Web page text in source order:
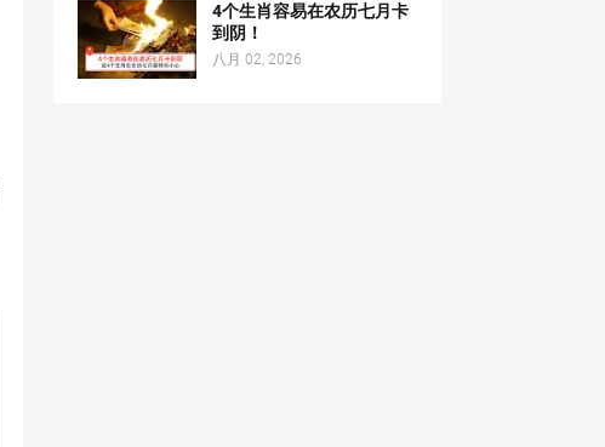
4个生肖容易在农历七月卡
到阴！
八月 02, 2026